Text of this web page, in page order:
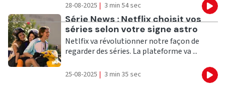
28-08-2025 | 3 min 54 sec
Ecouter
Série News : Netflix choisit vos
séries selon votre signe astro
Netlfix va révolutionner notre façon de
regarder des séries. La plateforme va ...
25-08-2025 | 3 min 35 sec